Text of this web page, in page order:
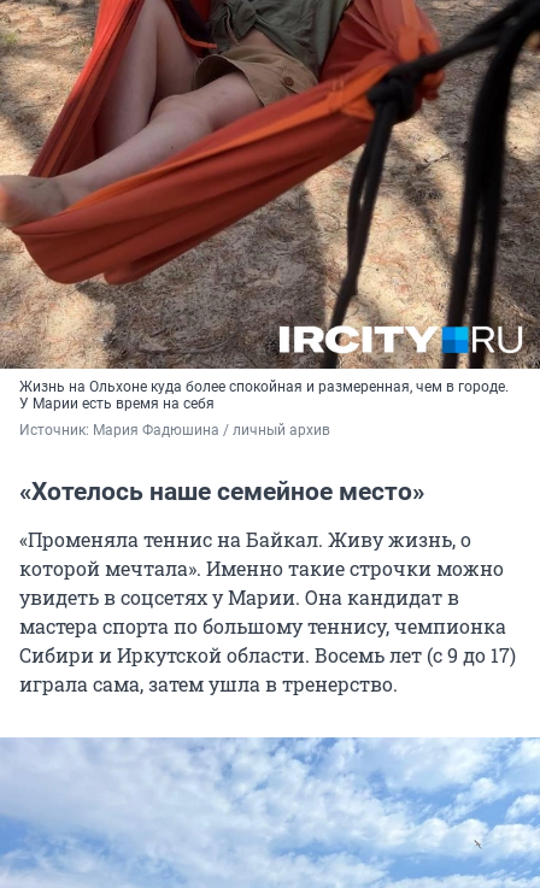
Жизнь на Ольхоне куда более спокойная и размеренная, чем в городе.
У Марии есть время на себя
Источник: Мария Фадюшина / личный архив
«Хотелось наше семейное место»
«Променяла теннис на Байкал. Живу жизнь, о
которой мечтала». Именно такие строчки можно
увидеть в соцсетях у Марии. Она кандидат в
мастера спорта по большому теннису, чемпионка
Сибири и Иркутской области. Восемь лет (с 9 до 17)
играла сама, затем ушла в тренерство.